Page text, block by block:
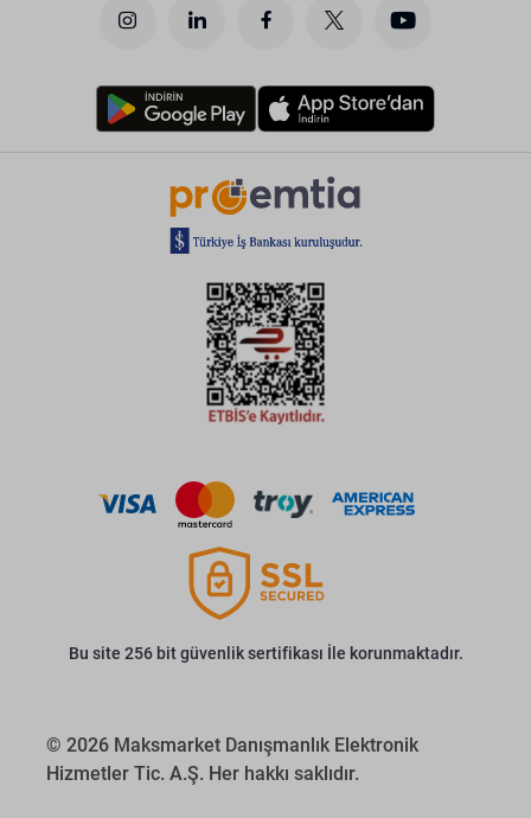
Bu site 256 bit güvenlik sertifikası İle korunmaktadır.
© 2026 Maksmarket Danışmanlık Elektronik
Hizmetler Tic. A.Ş. Her hakkı saklıdır.